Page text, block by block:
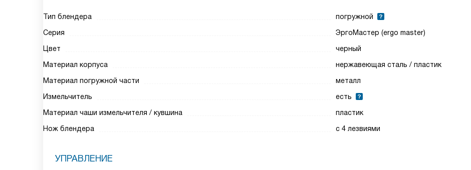
Тип блендера
погружной
Серия
ЭргоМастер (ergo master)
Цвет
черный
Материал корпуса
нержавеющая сталь / пластик
Материал погружной части
металл
Измельчитель
есть
Материал чаши измельчителя / кувшина
пластик
Нож блендера
с 4 лезвиями
УПРАВЛЕНИЕ